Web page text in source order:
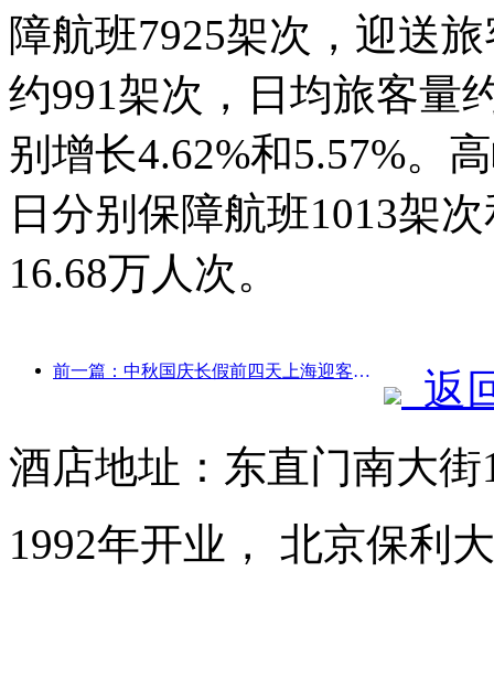
障航班7925架次，迎送
约991架次，日均旅客量
别增长4.62%和5.57%。
日分别保障航班1013架
16.68万人次。
前一篇：中秋国庆长假前四天上海迎客逾1511万人次，同比增长超两成
返
酒店地址：东直门南大
1992年开业， 北京保